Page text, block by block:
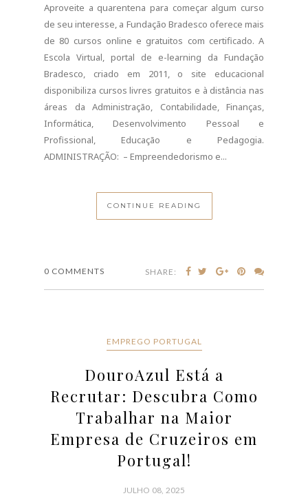
Aproveite a quarentena para começar algum curso
de seu interesse, a Fundação Bradesco oferece mais
de 80 cursos online e gratuitos com certificado. A
Escola Virtual, portal de e-learning da Fundação
Bradesco, criado em 2011, o site educacional
disponibiliza cursos livres gratuitos e à distância nas
áreas da Administração, Contabilidade, Finanças,
Informática, Desenvolvimento Pessoal e
Profissional, Educação e Pedagogia.
ADMINISTRAÇÃO: – Empreendedorismo e...
CONTINUE READING
0 COMMENTS SHARE:
EMPREGO PORTUGAL
DouroAzul Está a
Recrutar: Descubra Como
Trabalhar na Maior
Empresa de Cruzeiros em
Portugal!
JULHO 08, 2025